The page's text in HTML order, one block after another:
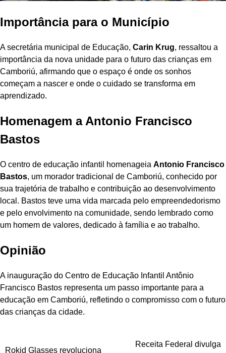
Importância para o Município
A secretária municipal de Educação, Carin Krug, ressaltou a
importância da nova unidade para o futuro das crianças em
Camboriú, afirmando que o espaço é onde os sonhos
começam a nascer e onde o cuidado se transforma em
aprendizado.
Homenagem a Antonio Francisco
Bastos
O centro de educação infantil homenageia Antonio Francisco
Bastos, um morador tradicional de Camboriú, conhecido por
sua trajetória de trabalho e contribuição ao desenvolvimento
local. Bastos teve uma vida marcada pelo empreendedorismo
e pelo envolvimento na comunidade, sendo lembrado como
um homem de valores, dedicado à família e ao trabalho.
Opinião
A inauguração do Centro de Educação Infantil Antônio
Francisco Bastos representa um passo importante para a
educação em Camboriú, refletindo o compromisso com o futuro
das crianças da cidade.
Navegação
Rokid Glasses revoluciona
Receita Federal divulga